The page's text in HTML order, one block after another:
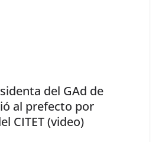
del GAd de
al prefecto por
CITET (video)